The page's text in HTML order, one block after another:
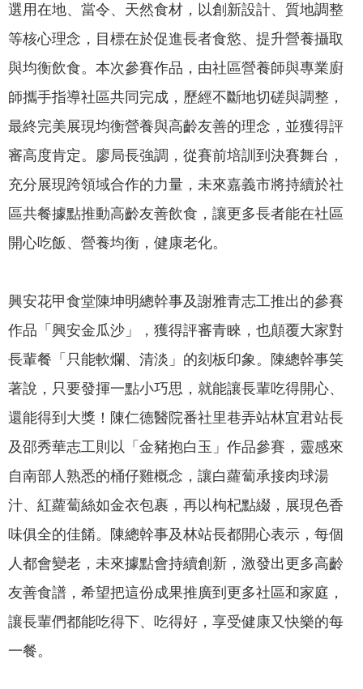
隱
私
權
策
資
料
開
放
宣
告
選用在地、當令、天然食材，以創新設計、質地調整
等核心理念，目標在於促進長者食慾、提升營養攝取
與均衡飲食。本次參賽作品，由社區營養師與專業廚
師攜手指導社區共同完成，歷經不斷地切磋與調整，
最終完美展現均衡營養與高齡友善的理念，並獲得評
審高度肯定。廖局長強調，從賽前培訓到決賽舞台，
充分展現跨領域合作的力量，未來嘉義市將持續於社
區共餐據點推動高齡友善飲食，讓更多長者能在社區
開心吃飯、營養均衡，健康老化。
興安花甲食堂陳坤明總幹事及謝雅青志工推出的參賽
作品「興安金瓜沙」，獲得評審青睞，也顛覆大家對
長輩餐「只能軟爛、清淡」的刻板印象。陳總幹事笑
著說，只要發揮一點小巧思，就能讓長輩吃得開心、
還能得到大獎！陳仁德醫院番社里巷弄站林宜君站長
及邵秀華志工則以「金豬抱白玉」作品參賽，靈感來
自南部人熟悉的桶仔雞概念，讓白蘿蔔承接肉球湯
汁、紅蘿蔔絲如金衣包裹，再以枸杞點綴，展現色香
味俱全的佳餚。陳總幹事及林站長都開心表示，每個
人都會變老，未來據點會持續創新，激發出更多高齡
友善食譜，希望把這份成果推廣到更多社區和家庭，
讓長輩們都能吃得下、吃得好，享受健康又快樂的每
一餐。